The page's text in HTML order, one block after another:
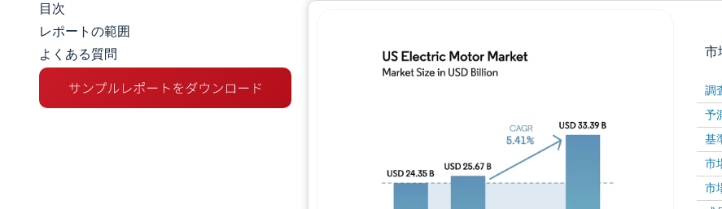
市場規模とシェア
市場分析
トレンドとインサイト
目次
レポートの範囲
よくある質問
市
調
予
基
市
市